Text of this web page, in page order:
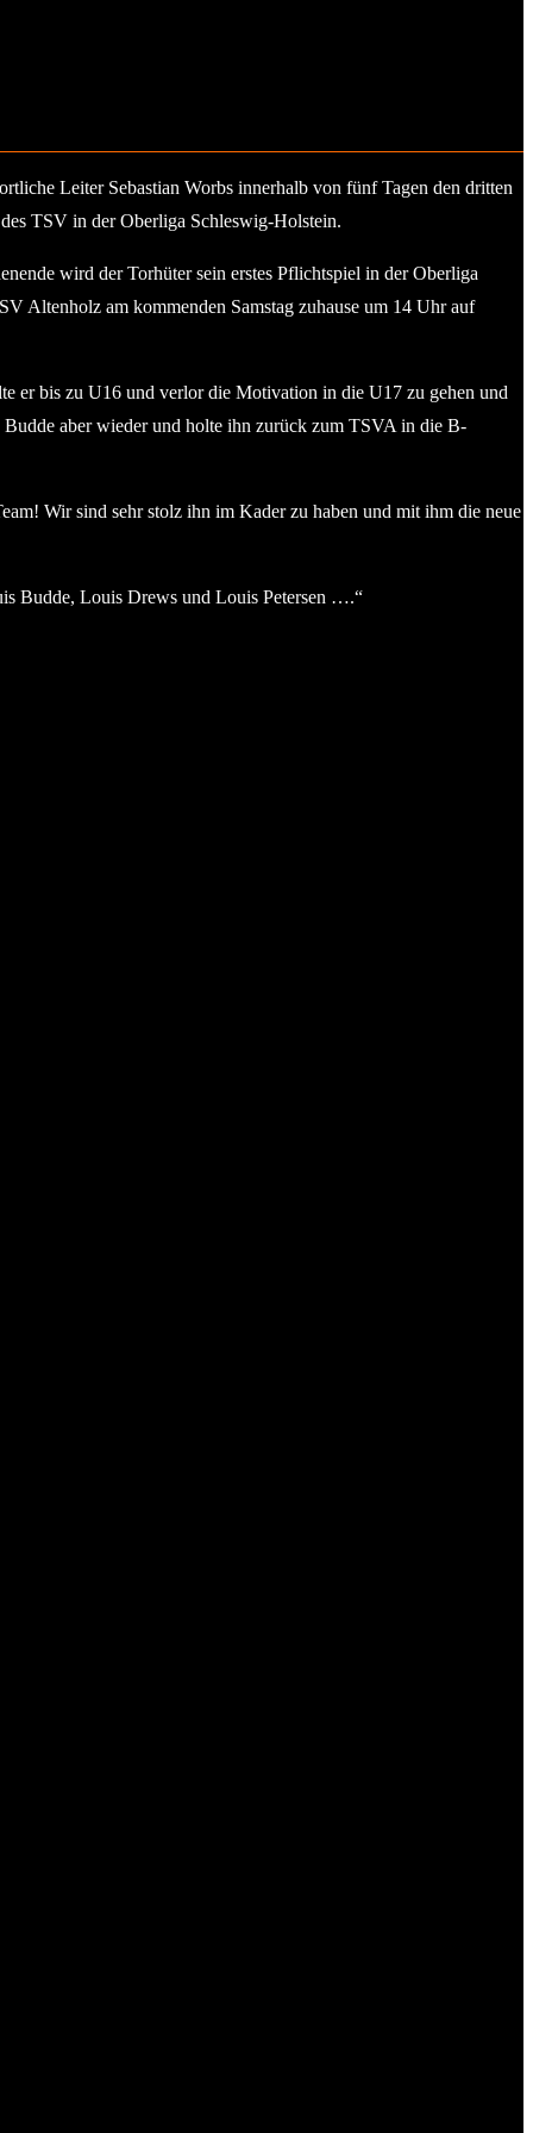
Leiter Sebastian Worbs innerhalb von fünf Tagen den dritten
TSV in der Oberliga Schleswig-Holstein.
wird der Torhüter sein erstes Pflichtspiel in der Oberliga
Altenholz am kommenden Samstag zuhause um 14 Uhr auf
er bis zu U16 und verlor die Motivation in die U17 zu gehen und
aber wieder und holte ihn zurück zum TSVA in die B-
Wir sind sehr stolz ihn im Kader zu haben und mit ihm die neue
Budde, Louis Drews und Louis Petersen ….“